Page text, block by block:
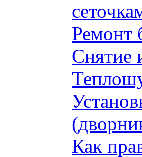
Ремонт
Снятие
Как